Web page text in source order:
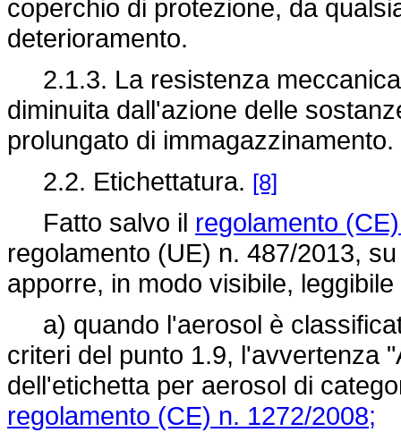
coperchio di protezione, da
deterioramento.
2.1.3. La resistenza
diminuita dall'azione delle
prolungato di immagazzinamento.
2.2. Etichettatura. [8]
Fatto salvo il regolamento
regolamento (UE) n. 487/2013,
apporre, in modo visibile,
a) quando l'aerosol è
criteri del punto 1.9, l'avvertenza
dell'etichetta per aerosol di
regolamento (CE) n. 1272/2008;